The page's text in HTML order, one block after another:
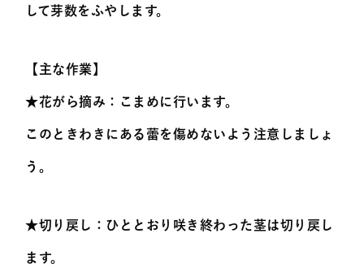
して芽数をふやします。
【主な作業】
★花がら摘み：こまめに行います。
このときわきにある蕾を傷めないよう注意しましょ
う。
★切り戻し：ひととおり咲き終わった茎は切り戻し
ます。